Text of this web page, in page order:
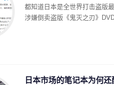
都知道日本是全世界打击盗版
涉嫌倒卖盗版《鬼灭之刃》
日本市场的笔记本为何